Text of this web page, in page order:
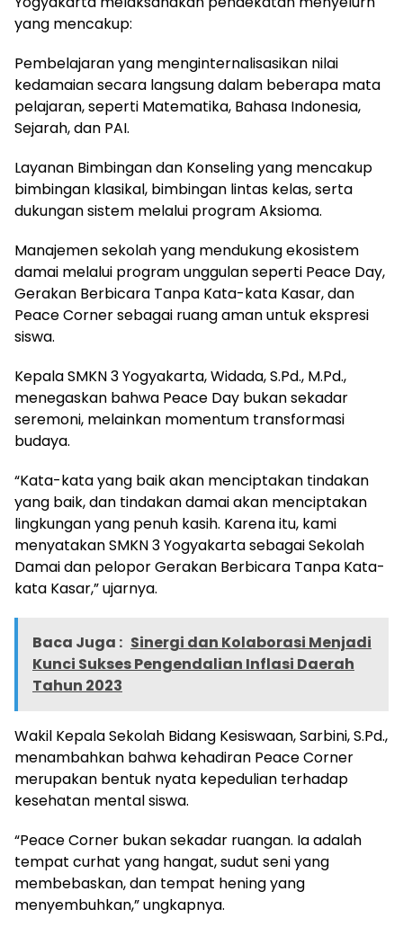
yang mencakup:
Pembelajaran yang menginternalisasikan nilai
kedamaian secara langsung dalam beberapa mata
pelajaran, seperti Matematika, Bahasa Indonesia,
Sejarah, dan PAI.
Layanan Bimbingan dan Konseling yang mencakup
bimbingan klasikal, bimbingan lintas kelas, serta
dukungan sistem melalui program Aksioma.
Manajemen sekolah yang mendukung ekosistem
damai melalui program unggulan seperti Peace Day,
Gerakan Berbicara Tanpa Kata-kata Kasar, dan
Peace Corner sebagai ruang aman untuk ekspresi
siswa.
Kepala SMKN 3 Yogyakarta, Widada, S.Pd., M.Pd.,
menegaskan bahwa Peace Day bukan sekadar
seremoni, melainkan momentum transformasi
budaya.
“Kata-kata yang baik akan menciptakan tindakan
yang baik, dan tindakan damai akan menciptakan
lingkungan yang penuh kasih. Karena itu, kami
menyatakan SMKN 3 Yogyakarta sebagai Sekolah
Damai dan pelopor Gerakan Berbicara Tanpa Kata-
kata Kasar,” ujarnya.
Baca Juga : Sinergi dan Kolaborasi Menjadi
Kunci Sukses Pengendalian Inflasi Daerah
Tahun 2023
Wakil Kepala Sekolah Bidang Kesiswaan, Sarbini, S.Pd.,
menambahkan bahwa kehadiran Peace Corner
merupakan bentuk nyata kepedulian terhadap
kesehatan mental siswa.
“Peace Corner bukan sekadar ruangan. Ia adalah
tempat curhat yang hangat, sudut seni yang
membebaskan, dan tempat hening yang
menyembuhkan,” ungkapnya.